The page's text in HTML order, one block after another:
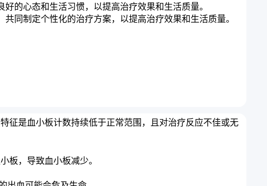
的心态和生活习惯，以提高治疗效果和生活质量。
同制定个性化的治疗方案，以提高治疗效果和生活质量。
征是血小板计数持续低于正常范围，且对治疗反应不佳或无
板，导致血小板减少。